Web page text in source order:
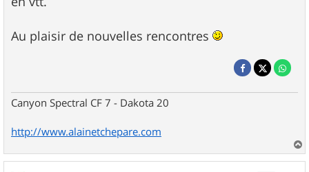
Au plaisir de nouvelles rencontres
Canyon Spectral CF 7 - Dakota 20
http://www.alainetchepare.com
a
u